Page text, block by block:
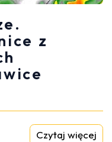
z
Czytaj więcej